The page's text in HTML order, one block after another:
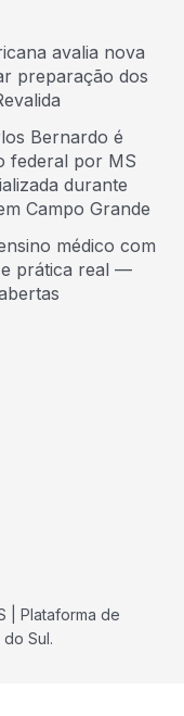
avalia nova
preparação dos
Bernardo é
federal por MS
durante
Campo Grande
médico com
prática real —
| Plataforma de
Sul.